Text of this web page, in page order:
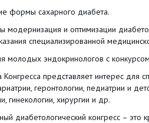
формы сахарного диабета.
модернизация и оптимизации
специализированной
молодых эндокринологов с
представляет интерес для
геронтологии, педиатрии и
гинекологии, хирургии и др.
диабетологический конгресс –